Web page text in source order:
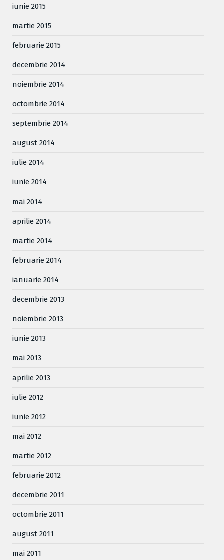
iunie 2015
martie 2015
februarie 2015
decembrie 2014
noiembrie 2014
octombrie 2014
septembrie 2014
august 2014
iulie 2014
iunie 2014
mai 2014
aprilie 2014
martie 2014
februarie 2014
ianuarie 2014
decembrie 2013
noiembrie 2013
iunie 2013
mai 2013
aprilie 2013
iulie 2012
iunie 2012
mai 2012
martie 2012
februarie 2012
decembrie 2011
octombrie 2011
august 2011
mai 2011